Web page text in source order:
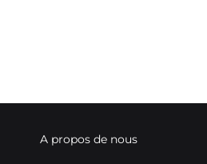
A propos de nous